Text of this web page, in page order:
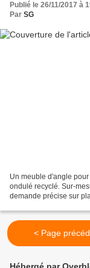
Publié le 26/11/2017 à
Par SG
Un meuble d'angle
ondulé recyclé. Sur-
demande précise sur
< Page